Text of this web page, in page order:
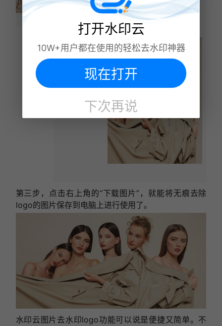
第三步，点击右上角的“下载图片”，就能将无痕去除
logo的图片保存到电脑上进行使用了。
水印云图片去水印logo功能可以说是便捷又简单。不
打开水印云
10W+用户都在使用的轻松去水印神器
现在打开
下次再说